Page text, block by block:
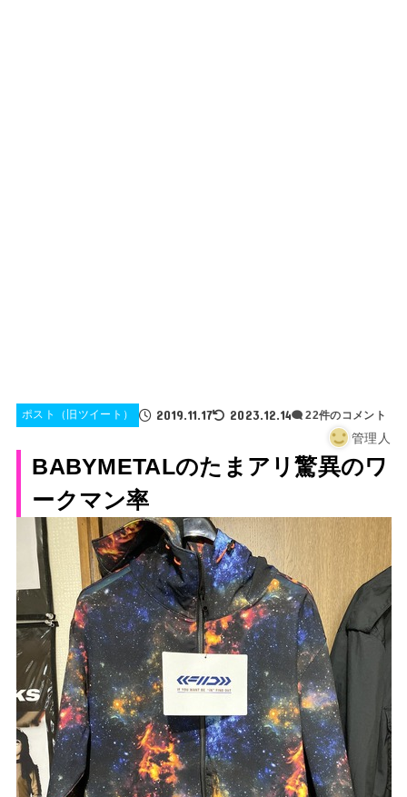
ポスト（旧ツイート） 2019.11.17 2023.12.14 22件のコメント
管理人
BABYMETALのたまアリ驚異のワ
ークマン率